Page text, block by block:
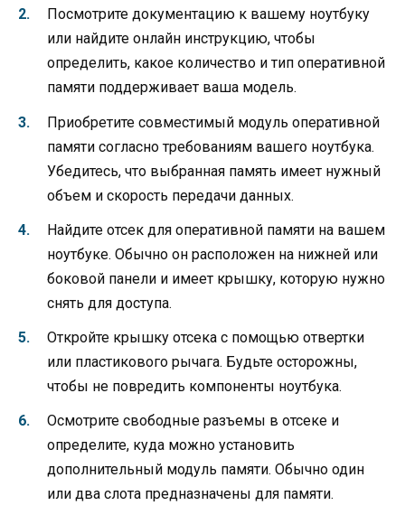
Посмотрите документацию к вашему ноутбуку
или найдите онлайн инструкцию, чтобы
определить, какое количество и тип оперативной
памяти поддерживает ваша модель.
Приобретите совместимый модуль оперативной
памяти согласно требованиям вашего ноутбука.
Убедитесь, что выбранная память имеет нужный
объем и скорость передачи данных.
Найдите отсек для оперативной памяти на вашем
ноутбуке. Обычно он расположен на нижней или
боковой панели и имеет крышку, которую нужно
снять для доступа.
Откройте крышку отсека с помощью отвертки
или пластикового рычага. Будьте осторожны,
чтобы не повредить компоненты ноутбука.
Осмотрите свободные разъемы в отсеке и
определите, куда можно установить
дополнительный модуль памяти. Обычно один
или два слота предназначены для памяти.